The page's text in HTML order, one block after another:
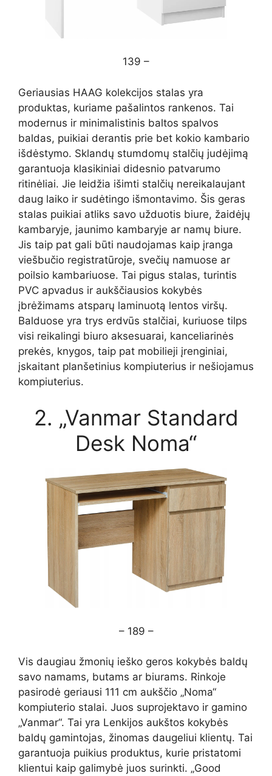
139 –
Geriausias HAAG kolekcijos stalas yra
produktas, kuriame pašalintos rankenos. Tai
modernus ir minimalistinis baltos spalvos
baldas, puikiai derantis prie bet kokio kambario
išdėstymo. Sklandų stumdomų stalčių judėjimą
garantuoja klasikiniai didesnio patvarumo
ritinėliai. Jie leidžia išimti stalčių nereikalaujant
daug laiko ir sudėtingo išmontavimo. Šis geras
stalas puikiai atliks savo užduotis biure, žaidėjų
kambaryje, jaunimo kambaryje ar namų biure.
Jis taip pat gali būti naudojamas kaip įranga
viešbučio registratūroje, svečių namuose ar
poilsio kambariuose. Tai pigus stalas, turintis
PVC apvadus ir aukščiausios kokybės
įbrėžimams atsparų laminuotą lentos viršų.
Balduose yra trys erdvūs stalčiai, kuriuose tilps
visi reikalingi biuro aksesuarai, kanceliarinės
prekės, knygos, taip pat mobilieji įrenginiai,
įskaitant planšetinius kompiuterius ir nešiojamus
kompiuterius.
2. „Vanmar Standard
Desk Noma“
– 189 –
Vis daugiau žmonių ieško geros kokybės baldų
savo namams, butams ar biurams. Rinkoje
pasirodė geriausi 111 cm aukščio „Noma“
kompiuterio stalai. Juos suprojektavo ir gamino
„Vanmar“. Tai yra Lenkijos aukštos kokybės
baldų gamintojas, žinomas daugeliui klientų. Tai
garantuoja puikius produktus, kurie pristatomi
klientui kaip galimybė juos surinkti. „Good